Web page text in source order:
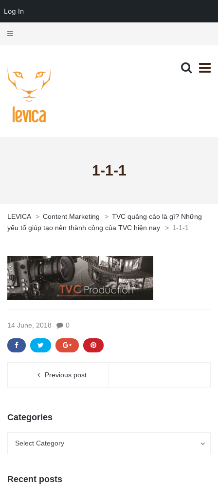
1-1-1
LEVICA > Content Marketing > TVC quảng cáo là gì? Những
yếu tố giúp tạo nên thành công của TVC hiện nay
> 1-1-1
14 June, 2018 0
Previous post
Categories
Select Category
Recent posts
Log In